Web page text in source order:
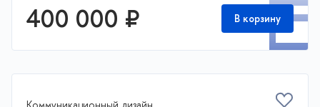
400 000 ₽ В корзину